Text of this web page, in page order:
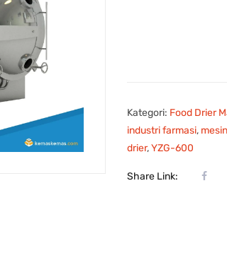
Kategori: Food Drier
industri farmasi,
drier,YZG-600
Share Link: